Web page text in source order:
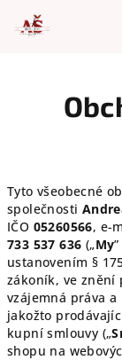
obsah
Tyto všeobecné
společnosti
IČO 05260566, e-
733 537 636 („My
ustanovením §
zákoník, ve znění
vzájemná práva
jakožto
kupní smlouvy („
shopu na